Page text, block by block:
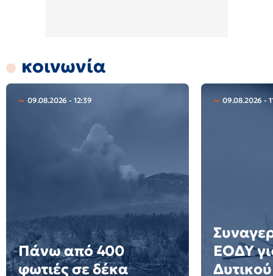
κοινωνία
09.08.2026 - 12:39
Πάνω από 400
φωτιές σε δέκα
09.08.2026 -
ΕΟΔΥ